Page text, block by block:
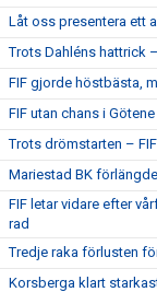
Låt oss presentera ett
Trots Dahléns hattrick
FIF gjorde höstbästa,
FIF utan chans i Götene
Trots drömstarten –
Mariestad BK
FIF letar vidare efter
rad
Tredje raka förlusten
Korsberga klart